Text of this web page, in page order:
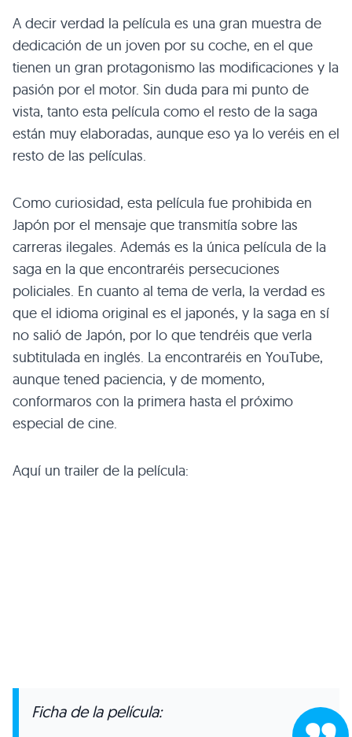
A decir verdad la película es una gran muestra de
dedicación de un joven por su coche, en el que
tienen un gran protagonismo las modificaciones y la
pasión por el motor. Sin duda para mi punto de
vista, tanto esta película como el resto de la saga
están muy elaboradas, aunque eso ya lo veréis en el
resto de las películas.
Como curiosidad, esta película fue prohibida en
Japón por el mensaje que transmitía sobre las
carreras ilegales. Además es la única película de la
saga en la que encontraréis persecuciones
policiales. En cuanto al tema de verla, la verdad es
que el idioma original es el japonés, y la saga en sí
no salió de Japón, por lo que tendréis que verla
subtitulada en inglés. La encontraréis en YouTube,
aunque tened paciencia, y de momento,
conformaros con la primera hasta el próximo
especial de cine.
Aquí un trailer de la película:
Ficha de la película: